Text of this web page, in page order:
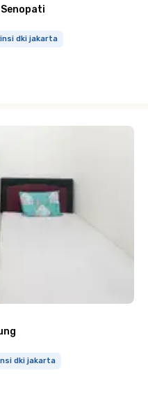
Senopati
dki jakarta
dki jakarta